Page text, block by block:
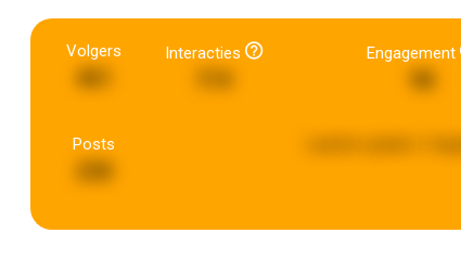
Volgers
461
Interacties Engagement
Posts